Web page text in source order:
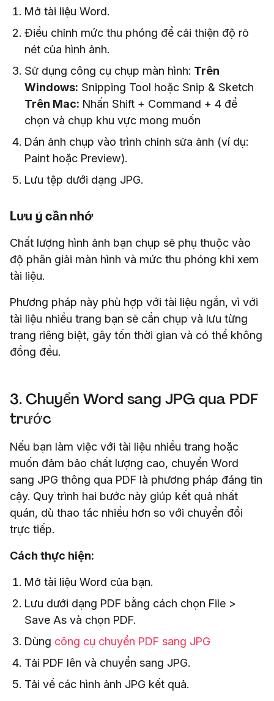
Mở tài liệu Word.
Điều chỉnh mức thu phóng để cải thiện độ rõ
nét của hình ảnh.
Sử dụng công cụ chụp màn hình: Trên
Windows: Snipping Tool hoặc Snip & Sketch
Trên Mac: Nhấn Shift + Command + 4 để
chọn và chụp khu vực mong muốn
Dán ảnh chụp vào trình chỉnh sửa ảnh (ví dụ:
Paint hoặc Preview).
Lưu tệp dưới dạng JPG.
Lưu ý cần nhớ
Chất lượng hình ảnh bạn chụp sẽ phụ thuộc vào
độ phân giải màn hình và mức thu phóng khi xem
tài liệu.
Phương pháp này phù hợp với tài liệu ngắn, vì với
tài liệu nhiều trang bạn sẽ cần chụp và lưu từng
trang riêng biệt, gây tốn thời gian và có thể không
đồng đều.
3. Chuyển Word sang JPG qua PDF
trước
Nếu bạn làm việc với tài liệu nhiều trang hoặc
muốn đảm bảo chất lượng cao, chuyển Word
sang JPG thông qua PDF là phương pháp đáng tin
cậy. Quy trình hai bước này giúp kết quả nhất
quán, dù thao tác nhiều hơn so với chuyển đổi
trực tiếp.
Cách thực hiện:
Mở tài liệu Word của bạn.
Lưu dưới dạng PDF bằng cách chọn File >
Save As và chọn PDF.
Dùng công cụ chuyển PDF sang JPG
Tải PDF lên và chuyển sang JPG.
Tải về các hình ảnh JPG kết quả.